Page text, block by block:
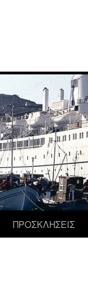
ΠΡΟΣΚΛΗΣΕΙΣ